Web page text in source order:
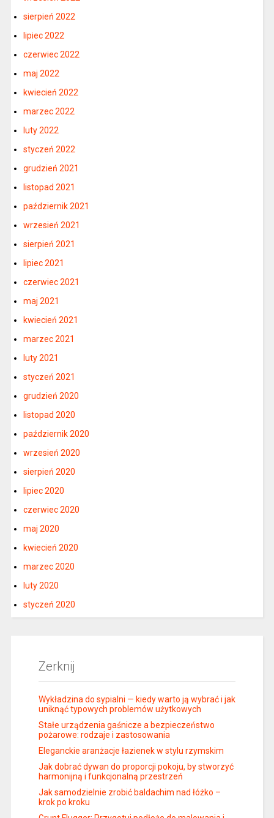
sierpień 2022
lipiec 2022
czerwiec 2022
maj 2022
kwiecień 2022
marzec 2022
luty 2022
styczeń 2022
grudzień 2021
listopad 2021
październik 2021
wrzesień 2021
sierpień 2021
lipiec 2021
czerwiec 2021
maj 2021
kwiecień 2021
marzec 2021
luty 2021
styczeń 2021
grudzień 2020
listopad 2020
październik 2020
wrzesień 2020
sierpień 2020
lipiec 2020
czerwiec 2020
maj 2020
kwiecień 2020
marzec 2020
luty 2020
styczeń 2020
Zerknij
Wykładzina do sypialni — kiedy warto ją wybrać i jak
uniknąć typowych problemów użytkowych
Stałe urządzenia gaśnicze a bezpieczeństwo
pożarowe: rodzaje i zastosowania
Eleganckie aranżacje łazienek w stylu rzymskim
Jak dobrać dywan do proporcji pokoju, by stworzyć
harmonijną i funkcjonalną przestrzeń
Jak samodzielnie zrobić baldachim nad łóżko –
krok po kroku